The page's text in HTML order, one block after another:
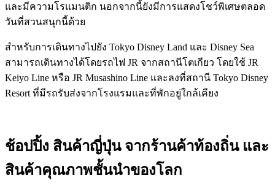
และมีความโรแมนติก นอกจากนี้ยังมีการแสดงโชว์พิเศษตลอด
วันที่สวนสนุกนี้ด้วย
สำหรับการเดินทางไปยัง Tokyo Disney Land และ Disney Sea
สามารถเดินทางได้โดยรถไฟ JR จากสถานีโตเกียว โดยใช้ JR
Keiyo Line หรือ JR Musashino Line และลงที่สถานี Tokyo Disney
Resort ที่มีรถรับส่งจากโรงแรมและที่พักอยู่ใกล้เคียง
ช้อปปิ้ง สินค้าญี่ปุ่น จากร้านค้าท้องถิ่น และ
สินค้าคุณภาพชั้นนำของโลก